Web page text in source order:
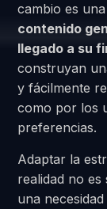
cambio es
contenido
llegado a su
construyan
y fácilmente
como por los
preferencias.
Adaptar la
realidad no
una